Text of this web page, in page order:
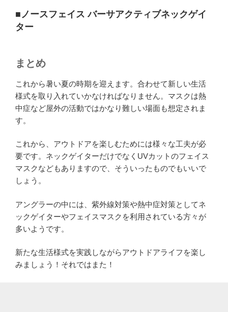
■ノースフェイス バーサアクティブネックゲイ
ター
まとめ
これから暑い夏の時期を迎えます。合わせて新しい生活
様式を取り入れていかなければなりません。マスクは熱
中症など屋外の活動ではかなり難しい場面も想定されま
す。
これから、アウトドアを楽しむためには様々な工夫が必
要です。ネックゲイターだけでなくUVカットのフェイス
マスクなどもありますので、そういったものでもいいで
しょう。
アングラーの中には、紫外線対策や熱中症対策としてネ
ックゲイターやフェイスマスクを利用されている方々が
多いようです。
新たな生活様式を実践しながらアウトドアライフを楽し
みましょう！それではまた！